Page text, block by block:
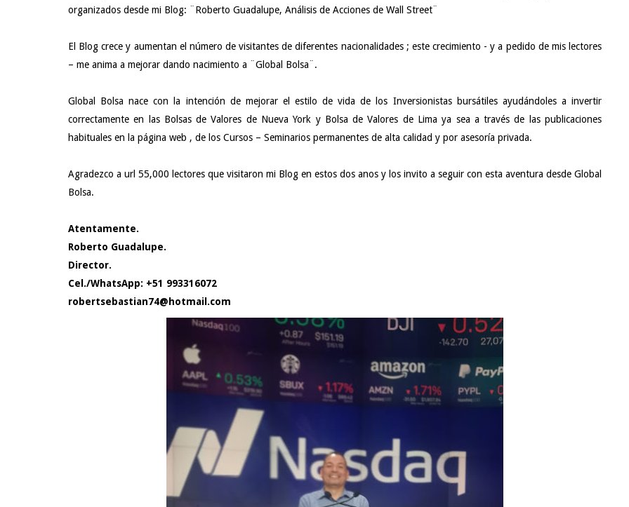
organizados desde mi Blog: ¨Roberto Guadalupe, Análisis de Acciones de Wall Street¨
El Blog crece y aumentan el número de visitantes de diferentes nacionalidades ; este crecimiento - y a pedido de mis lectores
– me anima a mejorar dando nacimiento a ¨Global Bolsa¨.
Global Bolsa nace con la intención de mejorar el estilo de vida de los Inversionistas bursátiles ayudándoles a invertir
correctamente en las Bolsas de Valores de Nueva York y Bolsa de Valores de Lima ya sea a través de las publicaciones
habituales en la página web , de los Cursos – Seminarios permanentes de alta calidad y por asesoría privada.
Agradezco a url 55,000 lectores que visitaron mi Blog en estos dos anos y los invito a seguir con esta aventura desde Global
Bolsa.
Atentamente.
Roberto Guadalupe.
Director.
Cel./WhatsApp: +51 993316072
robertsebastian74@hotmail.com